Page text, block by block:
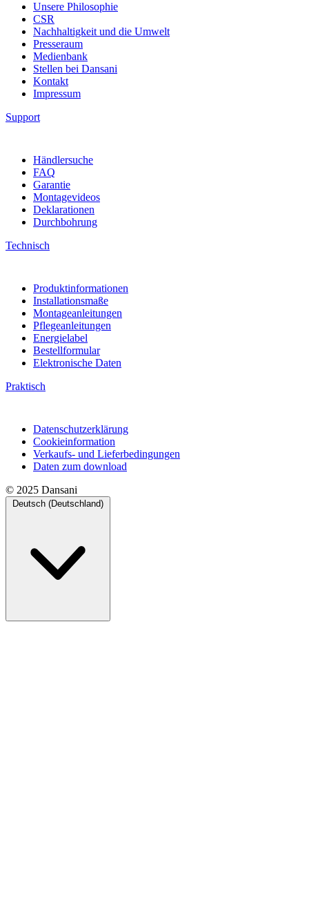
Unsere Philosophie
CSR
Nachhaltigkeit und die Umwelt
Presseraum
Medienbank
Stellen bei Dansani
Kontakt
Impressum
Support
Händlersuche
FAQ
Garantie
Montagevideos
Deklarationen
Durchbohrung
Technisch
Produktinformationen
Installationsmaße
Montageanleitungen
Pflegeanleitungen
Energielabel
Bestellformular
Elektronische Daten
Praktisch
Datenschutzerklärung
Cookieinformation
Verkaufs- und Lieferbedingungen
Daten zum download
© 2025 Dansani
Deutsch (Deutschland)